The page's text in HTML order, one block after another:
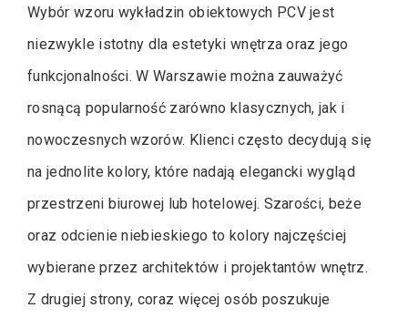
Wybór wzoru wykładzin obiektowych PCV jest
niezwykle istotny dla estetyki wnętrza oraz jego
funkcjonalności. W Warszawie można zauważyć
rosnącą popularność zarówno klasycznych, jak i
nowoczesnych wzorów. Klienci często decydują się
na jednolite kolory, które nadają elegancki wygląd
przestrzeni biurowej lub hotelowej. Szarości, beże
oraz odcienie niebieskiego to kolory najczęściej
wybierane przez architektów i projektantów wnętrz.
Z drugiej strony, coraz więcej osób poszukuje